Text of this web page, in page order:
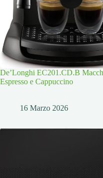
De’Longhi EC201.CD.B
Espresso e Cappuccino
16 Marzo 2026